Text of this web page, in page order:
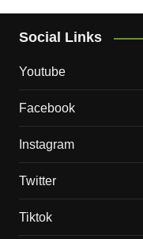
Social Links
Youtube
Facebook
Instagram
Twitter
Tiktok